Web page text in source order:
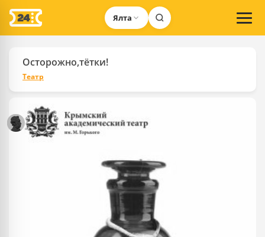
Ялта
Осторожно,тётки!
Театр